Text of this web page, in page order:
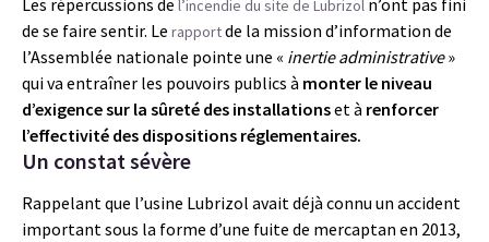
Les répercussions de l’incendie du site de Lubrizol n’ont pas fini
de se faire sentir. Le rapportde la mission d’information de
l’Assemblée nationale pointe une « inertie administrative»
qui va entraîner les pouvoirs publics à monter le niveau
d’exigence sur la sûreté des installationset à renforcer
l’effectivité des dispositions réglementaires.
Un constat sévère
Rappelant que l’usine Lubrizol avait déjà connu un accident
important sous la forme d’une fuite de mercaptan en 2013,